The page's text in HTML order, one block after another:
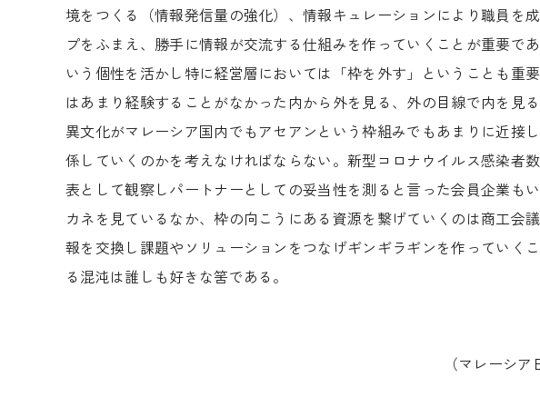
境をつくる（情報発信量の強化）、情報キュレーションにより職員を
プをふまえ、勝手に情報が交流する仕組みを作っていくことが重要で
いう個性を活かし特に経営層においては「枠を外す」ということも重
はあまり経験することがなかった内から外を見る、外の目線で内を見
異文化がマレーシア国内でもアセアンという枠組みでもあまりに近接
係していくのかを考えなければならない。新型コロナウイルス感染者
表として観察しパートナーとしての妥当性を測ると言った会員企業も
カネを見ているなか、枠の向こうにある資源を繋げていくのは商工会
報を交換し課題やソリューションをつなげギンギラギンを作っていく
る混沌は誰しも好きな筈である。
（マレーシ